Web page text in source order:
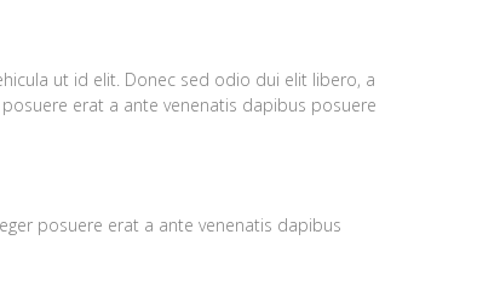
ut id elit. Donec sed odio dui elit libero, a
erat a ante venenatis dapibus posuere
posuere erat a ante venenatis dapibus